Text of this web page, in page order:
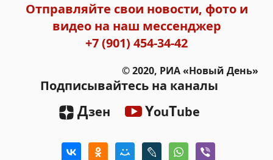
Отправляйте свои новости, фото и
видео на наш мессенджер
+7 (901) 454-34-42
© 2020, РИА «Новый День»
Подписывайтесь на каналы
Дзен YouTube